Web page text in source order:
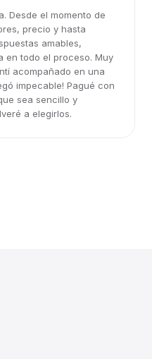
Desde el momento de
precio y hasta
amables,
en todo el proceso. Muy
acompañado en una
impecable! Pagué con
sea sencillo y
a elegirlos.